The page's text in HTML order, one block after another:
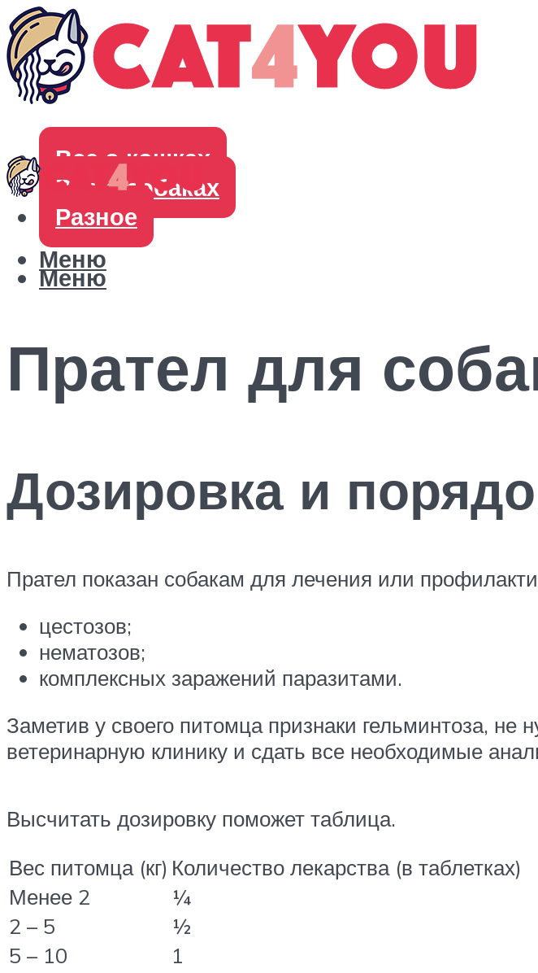
Все о кошках
Все о собаках
Разное
Меню
Меню
Прател для
Дозировка и
Прател показан собакам для лечения или
цестозов;
нематозов;
комплексных заражений паразитами.
Заметив у своего питомца признаки гельминтоза, не
ветеринарную клинику и сдать все необходимые
Высчитать дозировку поможет таблица.
Вес питомца (кг) Количество лекарства (в таблетках)
Менее 2
¼
2 – 5
½
5 – 10
1